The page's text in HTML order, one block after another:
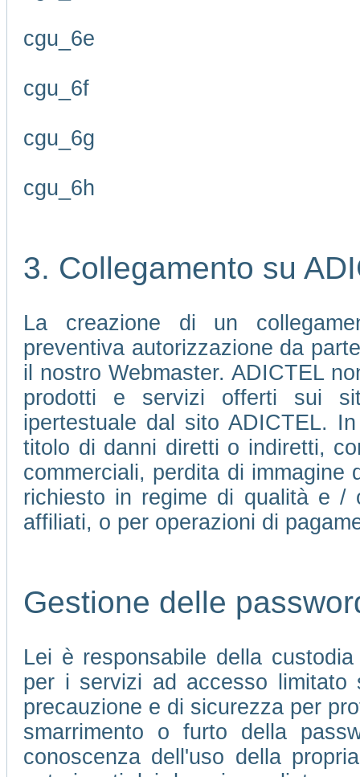
cgu_6e
cgu_6f
cgu_6g
cgu_6h
3. Collegamento su
La creazione di un
preventiva autorizzazione da
il nostro Webmaster. ADICTEL
prodotti e servizi offerti sui
ipertestuale dal sito ADICTEL.
titolo di danni diretti o indiretti,
commerciali, perdita di
richiesto in regime di qualità e /
affiliati, o per operazioni di
Gestione delle
Lei è responsabile della
per i servizi ad accesso
precauzione e di sicurezza per
smarrimento o furto della
conoscenza dell'uso della